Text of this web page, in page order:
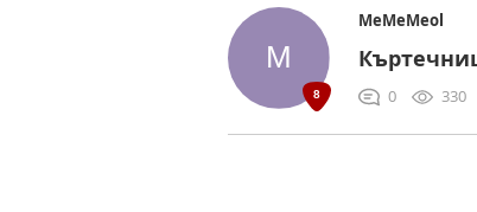
MeMeMeol
0 330